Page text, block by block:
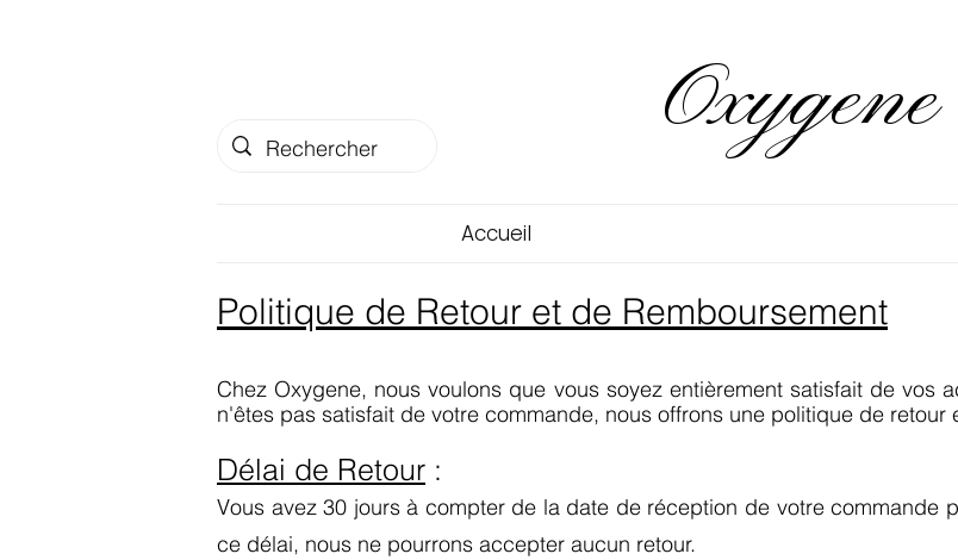
Oxygene
Accueil
Politique de Retour et de Remboursement
Chez Oxygene, nous voulons que vous soyez entièrement satisfait de vos
n'êtes pas satisfait de votre commande, nous offrons une politique de
Délai de Retour :
Vous avez 30 jours à compter de la date de réception de votre commande
ce délai, nous ne pourrons accepter aucun retour.